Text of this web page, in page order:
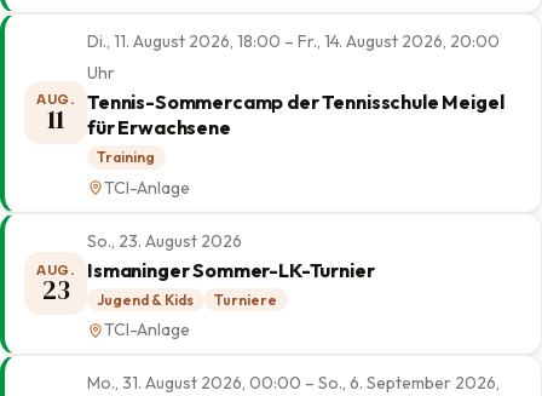
AUG.
11
Di., 11. August 2026, 18:00 – Fr., 14. August 2026, 20:00
Uhr
Tennis-Sommercamp der Tennisschule Meigel
für Erwachsene
Training
TCI-Anlage
AUG.
23
So., 23. August 2026
Ismaninger Sommer-LK-Turnier
Jugend & Kids Turniere
TCI-Anlage
Mo., 31. August 2026, 00:00 – So., 6. September 2026,